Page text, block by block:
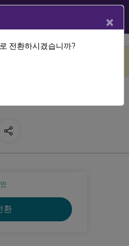
XenMobile Server
환
×
전환하시겠습니까?